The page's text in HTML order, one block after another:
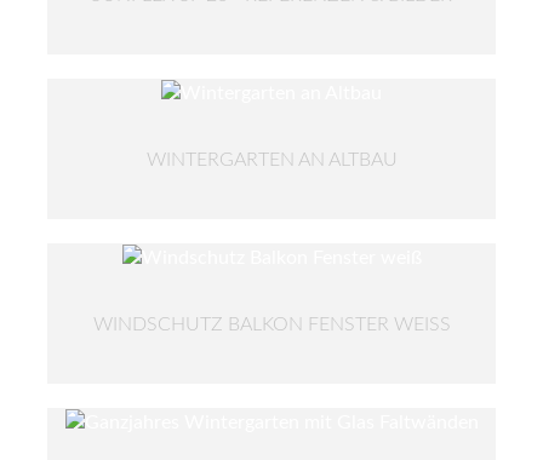
WINTERGARTEN AN ALTBAU
WINDSCHUTZ BALKON FENSTER WEISS